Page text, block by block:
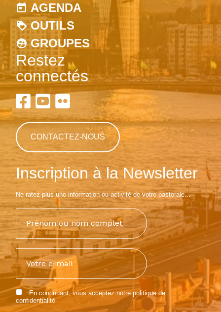
AGENDA
OUTILS
GROUPES
Restez
connectés
CONTACTEZ-NOUS
Inscription à la Newsletter
Ne ratez plus une information ou activité de votre pastorale...
En continuant, vous acceptez notre politique de
confidentialité